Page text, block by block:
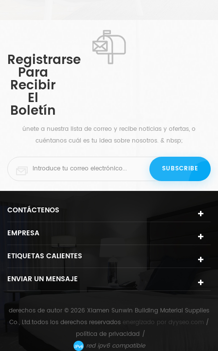
nueva mirada de moda para tu hogar. También
se ve muy bien en cualquier de los restaurantes,
spas, tiendas, bares y hoteles.
Registrarse
Para
Recibir
El
Boletín
únete a nuestra lista de correo y recibe noticias y ofertas, o
cuéntanos cuál es tu idea sobre nosotros. & nbsp;
CONTÁCTENOS
EMPRESA
ETIQUETAS CALIENTES
ENVIAR UN MENSAJE
derechos de autor © 2026 Xiamen Sunwin Building Material Supplies
Co., Ltd.todos los derechos reservados energizado por dyyseo.com /
política de privacidad /
red ipv6 compatible